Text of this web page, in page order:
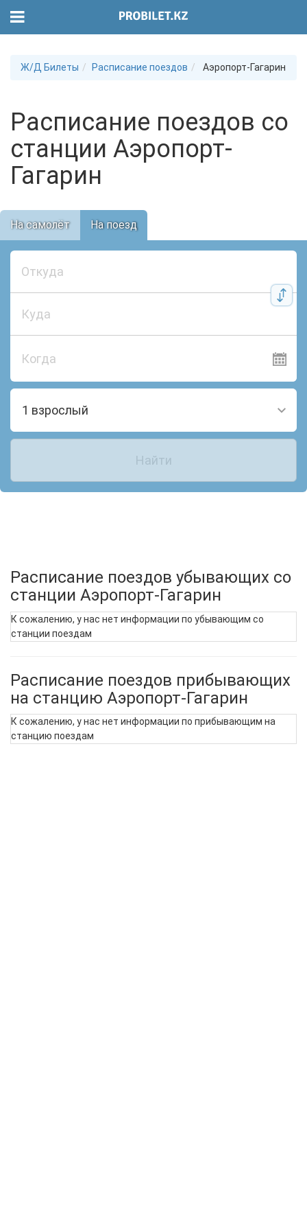
Ж/Д Билеты Расписание поездов Аэропорт-Гагарин
Расписание поездов со
станции Аэропорт-
Гагарин
На самолёт На поезд
Когда
1 взрослый
Найти
Расписание поездов убывающих со
станции Аэропорт-Гагарин
К сожалению, у нас нет информации по убывающим со
станции поездам
Расписание поездов прибывающих
на станцию Аэропорт-Гагарин
К сожалению, у нас нет информации по прибывающим на
станцию поездам